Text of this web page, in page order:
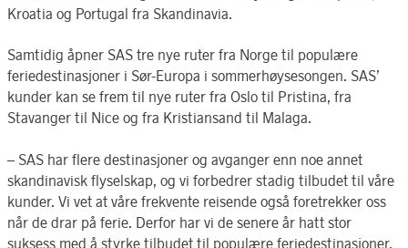
Kroatia og Portugal fra Skandinavia.
Samtidig åpner SAS tre nye ruter fra Norge til populære
feriedestinasjoner i Sør-Europa i sommerhøysesongen. SAS’
kunder kan se frem til nye ruter fra Oslo til Pristina, fra
Stavanger til Nice og fra Kristiansand til Malaga.
– SAS har flere destinasjoner og avganger enn noe annet
skandinavisk flyselskap, og vi forbedrer stadig tilbudet til våre
kunder. Vi vet at våre frekvente reisende også foretrekker oss
når de drar på ferie. Derfor har vi de senere år hatt stor
suksess med å styrke tilbudet til populære feriedestinasjoner,